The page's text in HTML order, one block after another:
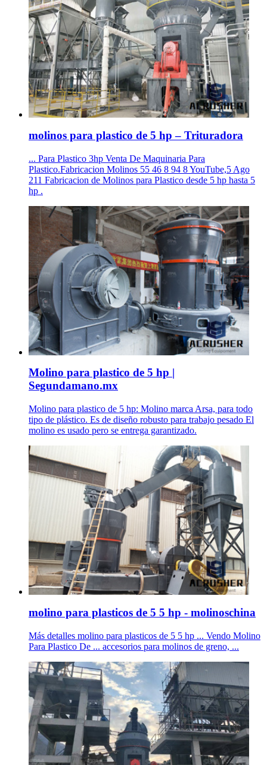
molinos para plastico de 5 hp – Trituradora
... Para Plastico 3hp Venta De Maquinaria Para
Plastico.Fabricacion Molinos 55 46 8 94 8 YouTube,5 Ago
211 Fabricacion de Molinos para Plastico desde 5 hp hasta 5
hp .
Molino para plastico de 5 hp |
Segundamano.mx
Molino para plastico de 5 hp: Molino marca Arsa, para todo
tipo de plástico. Es de diseño robusto para trabajo pesado El
molino es usado pero se entrega garantizado.
molino para plasticos de 5 5 hp - molinoschina
Más detalles molino para plasticos de 5 5 hp ... Vendo Molino
Para Plastico De ... accesorios para molinos de greno, ...